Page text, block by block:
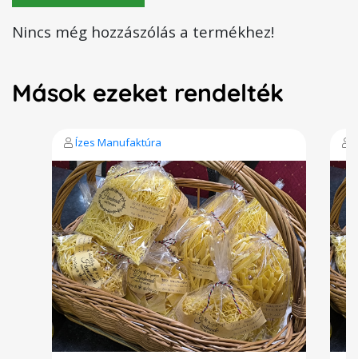
Nincs még hozzászólás a termékhez!
Mások ezeket rendelték
Ízes Manufaktúra